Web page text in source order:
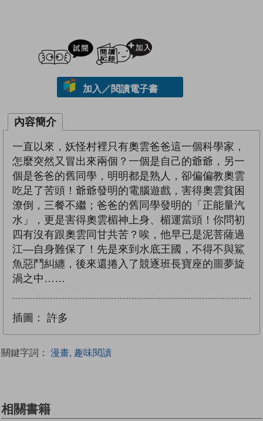
試閲
加入／閱讀電子書
內容簡介
一直以來，妖怪村裡只有奧雲爸爸這一個科學家，
怎麼突然又冒出來兩個？一個是自己的爺爺，另一
個是爸爸的舊同學，明明都是熟人，卻偏偏教奧雲
吃足了苦頭！爺爺發明的電腦遊戲，害得奧雲貧困
潦倒，三餐不繼；爸爸的舊同學發明的「正能量汽
水」，更是害得奧雲楣神上身、楣運當頭！你問初
四有沒有跟奧雲同甘共苦？唉，他早已是泥菩薩過
江—自身難保了！先是來到水底王國，不得不與鯊
魚惡鬥糾纏，後來還捲入了競逐班長寶座的噩夢旋
渦之中……
插圖： 許多
關鍵字詞： 漫畫, 趣味閱讀
相關書籍